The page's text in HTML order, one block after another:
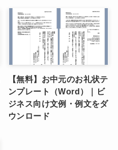
【無料】お中元のお礼状テ
ンプレート（Word）｜ビ
ジネス向け文例・例文をダ
ウンロード